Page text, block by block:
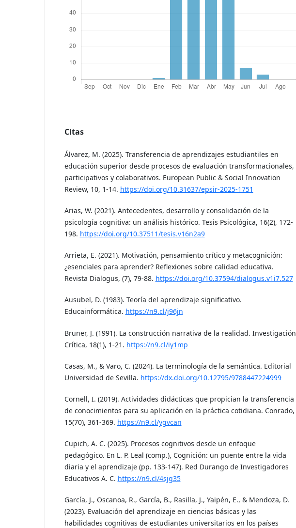
Citas
Álvarez, M. (2025). Transferencia de aprendizajes estudiantiles en
educación superior desde procesos de evaluación transformacionales,
participativos y colaborativos. European Public & Social Innovation
Review, 10, 1-14. https://doi.org/10.31637/epsir-2025-1751
Arias, W. (2021). Antecedentes, desarrollo y consolidación de la
psicología cognitiva: un análisis histórico. Tesis Psicológica, 16(2), 172-
198. https://doi.org/10.37511/tesis.v16n2a9
Arrieta, E. (2021). Motivación, pensamiento crítico y metacognición:
¿esenciales para aprender? Reflexiones sobre calidad educativa.
Revista Dialogus, (7), 79-88. https://doi.org/10.37594/dialogus.v1i7.527
Ausubel, D. (1983). Teoría del aprendizaje significativo.
Educainformática. https://n9.cl/j96jn
Bruner, J. (1991). La construcción narrativa de la realidad. Investigación
Crítica, 18(1), 1-21. https://n9.cl/iy1mp
Casas, M., & Varo, C. (2024). La terminología de la semántica. Editorial
Universidad de Sevilla. https://dx.doi.org/10.12795/9788447224999
Cornell, I. (2019). Actividades didácticas que propician la transferencia
de conocimientos para su aplicación en la práctica cotidiana. Conrado,
15(70), 361-369. https://n9.cl/ygvcan
Cupich, A. C. (2025). Procesos cognitivos desde un enfoque
pedagógico. En L. P. Leal (comp.), Cognición: un puente entre la vida
diaria y el aprendizaje (pp. 133-147). Red Durango de Investigadores
Educativos A. C. https://n9.cl/4sjg35
García, J., Oscanoa, R., García, B., Rasilla, J., Yaipén, E., & Mendoza, D.
(2023). Evaluación del aprendizaje en ciencias básicas y las
habilidades cognitivas de estudiantes universitarios en los países